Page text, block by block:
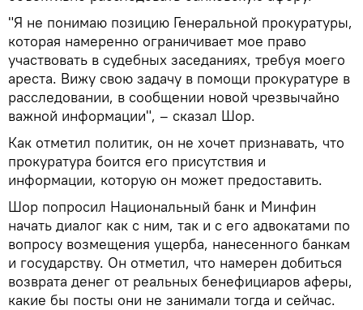
"Я не понимаю позицию Генеральной прокуратуры,
которая намеренно ограничивает мое право
участвовать в судебных заседаниях, требуя моего
ареста. Вижу свою задачу в помощи прокуратуре в
расследовании, в сообщении новой чрезвычайно
важной информации", – сказал Шор.
Как отметил политик, он не хочет признавать, что
прокуратура боится его присутствия и
информации, которую он может предоставить.
Шор попросил Национальный банк и Минфин
начать диалог как с ним, так и с его адвокатами по
вопросу возмещения ущерба, нанесенного банкам
и государству. Он отметил, что намерен добиться
возврата денег от реальных бенефициаров аферы,
какие бы посты они не занимали тогда и сейчас.